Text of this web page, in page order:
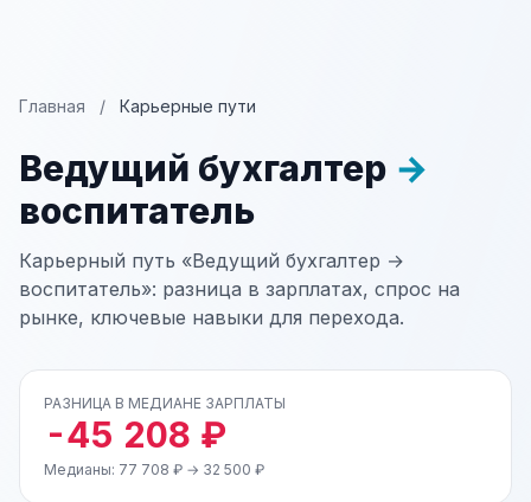
Главная / Карьерные пути
Ведущий бухгалтер →
воспитатель
Карьерный путь «Ведущий бухгалтер →
воспитатель»: разница в зарплатах, спрос на
рынке, ключевые навыки для перехода.
РАЗНИЦА В МЕДИАНЕ ЗАРПЛАТЫ
-45 208 ₽
Медианы: 77 708 ₽ → 32 500 ₽